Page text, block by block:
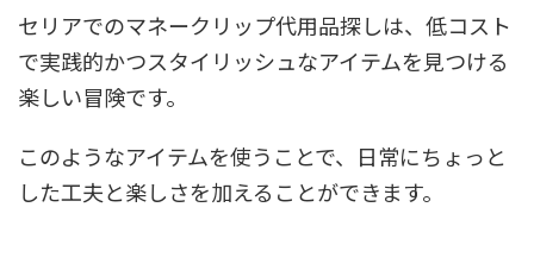
セリアでのマネークリップ代用品探しは、低コスト
で実践的かつスタイリッシュなアイテムを見つける
楽しい冒険です。
このようなアイテムを使うことで、日常にちょっと
した工夫と楽しさを加えることができます。